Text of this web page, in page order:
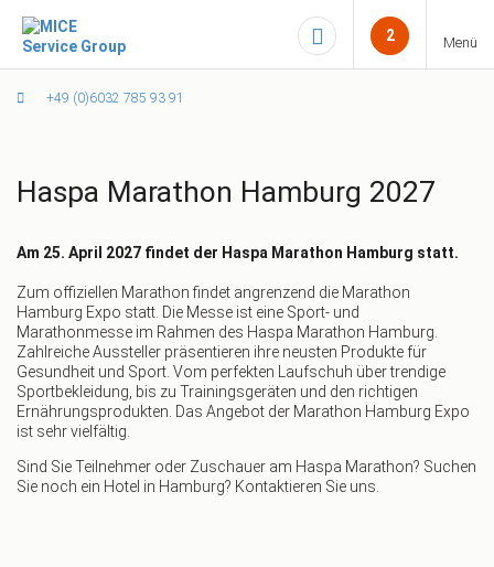
+49 (0)6032 785 93 91
2 Menü
Haspa Marathon Hamburg 2027
Am 25. April 2027 findet der Haspa Marathon Hamburg statt.
Zum offiziellen Marathon findet angrenzend die Marathon
Hamburg Expo statt. Die Messe ist eine Sport- und
Marathonmesse im Rahmen des Haspa Marathon Hamburg.
Zahlreiche Aussteller präsentieren ihre neusten Produkte für
Gesundheit und Sport. Vom perfekten Laufschuh über trendige
Sportbekleidung, bis zu Trainingsgeräten und den richtigen
Ernährungsprodukten. Das Angebot der Marathon Hamburg Expo
ist sehr vielfältig.
Sind Sie Teilnehmer oder Zuschauer am Haspa Marathon? Suchen
Sie noch ein Hotel in Hamburg? Kontaktieren Sie uns.